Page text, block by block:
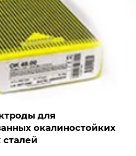
для
окалиностойких